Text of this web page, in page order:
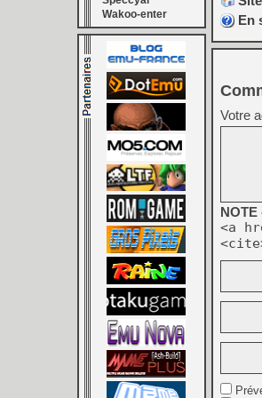
Wakoo-enter
En
Votre
<a